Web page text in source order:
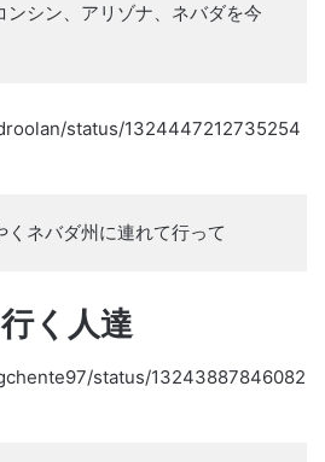
ンシン、アリゾナ、ネバダを今
status/1324447212735254
ネバダ州に連れて行って
く人達
status/13243887846082